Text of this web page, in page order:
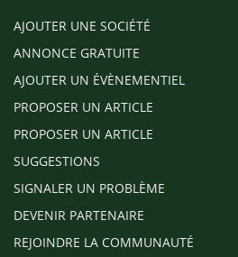
AJOUTER UNE SOCIÉTÉ
ANNONCE GRATUITE
AJOUTER UN ÉVÈNEMENTIEL
PROPOSER UN ARTICLE
PROPOSER UN ARTICLE
SUGGESTIONS
SIGNALER UN PROBLÈME
DEVENIR PARTENAIRE
REJOINDRE LA COMMUNAUTÉ